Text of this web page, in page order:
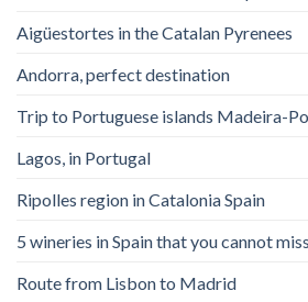
Aigüestortes in the Catalan Pyrenees
Andorra, perfect destination
Trip to Portuguese islands Madeira-
Lagos, in Portugal
Ripolles region in Catalonia Spain
5 wineries in Spain that you cannot miss
Route from Lisbon to Madrid